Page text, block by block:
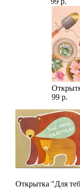
99 р.
Открытка "Для